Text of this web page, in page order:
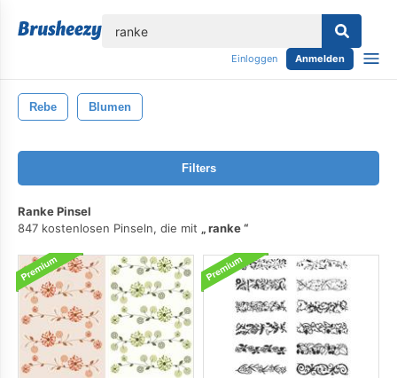
Einloggen Anmelden
Rebe Blumen
Filters
Ranke Pinsel
847 kostenlosen Pinseln, die mit
ranke